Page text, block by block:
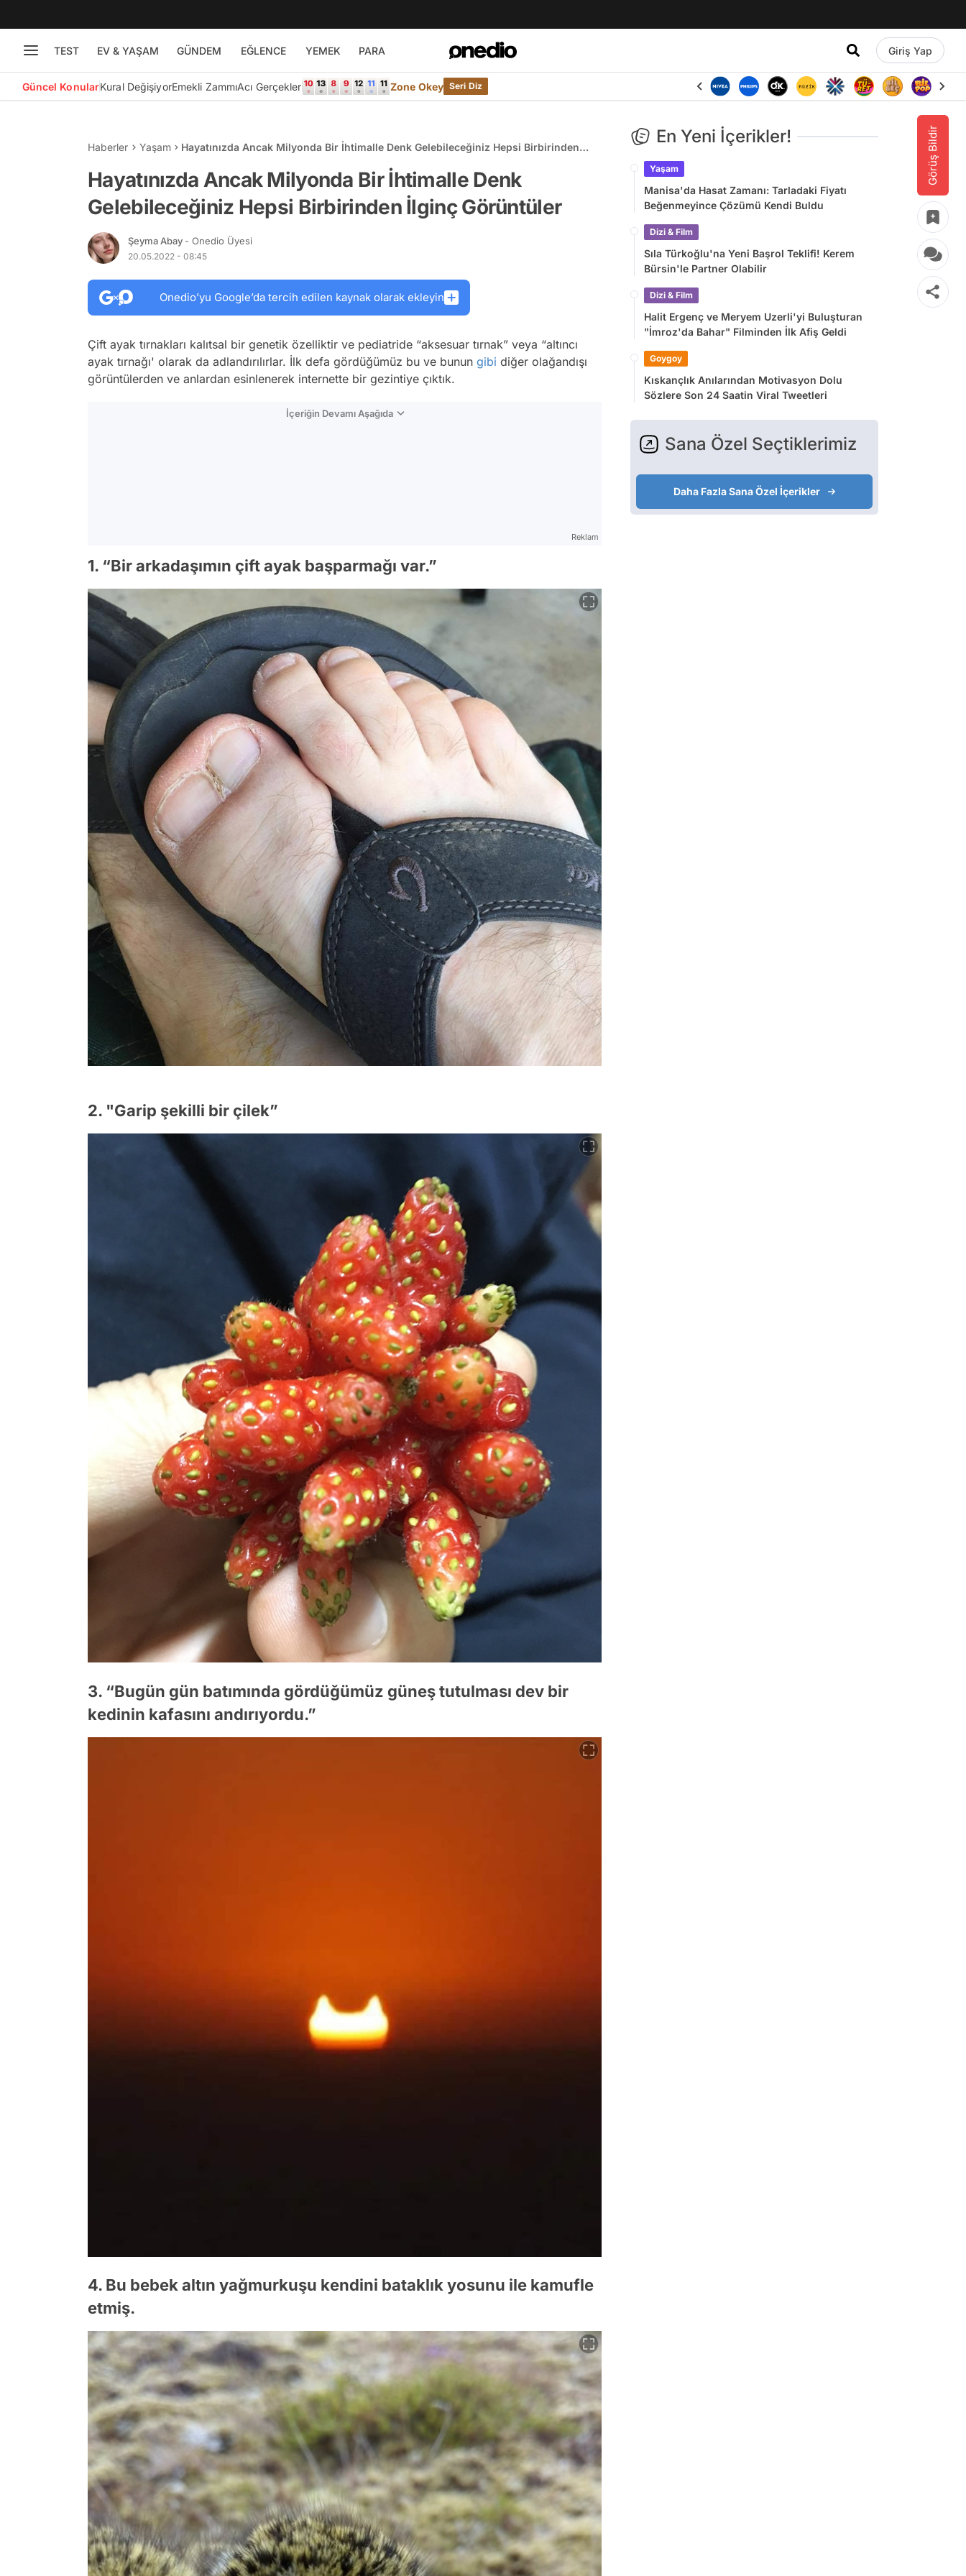
TEST EV & YAŞAM GÜNDEM EĞLENCE YEMEK PARA Giriş Yap
Güncel KonularKural DeğişiyorEmekli ZammıAcı Gerçekler Zone Okey Seri Diz
Görüş Bildir
Haberler Yaşam
Hayatınızda Ancak Milyonda Bir İhtimalle Denk Gelebileceğiniz Hepsi Birbirinden
Hayatınızda Ancak Milyonda Bir İhtimalle Denk
Gelebileceğiniz Hepsi Birbirinden İlginç Görüntüler
Şeyma Abay - Onedio Üyesi
20.05.2022 - 08:45
Onedio’yu Google’da tercih edilen kaynak olarak ekleyin
Çift ayak tırnakları kalıtsal bir genetik özelliktir ve pediatride “aksesuar tırnak” veya “altıncı
ayak tırnağı' olarak da adlandırılırlar. İlk defa gördüğümüz bu ve bunun gibi diğer olağandışı
görüntülerden ve anlardan esinlenerek internette bir gezintiye çıktık.
İçeriğin Devamı Aşağıda
Reklam
1. “Bir arkadaşımın çift ayak başparmağı var.”
2. "Garip şekilli bir çilek”
3. “Bugün gün batımında gördüğümüz güneş tutulması dev bir
kedinin kafasını andırıyordu.”
4. Bu bebek altın yağmurkuşu kendini bataklık yosunu ile kamufle
etmiş.
En Yeni İçerikler!
Yaşam
Manisa'da Hasat Zamanı: Tarladaki Fiyatı
Beğenmeyince Çözümü Kendi Buldu
Dizi & Film
Sıla Türkoğlu'na Yeni Başrol Teklifi! Kerem
Bürsin'le Partner Olabilir
Dizi & Film
Halit Ergenç ve Meryem Uzerli'yi Buluşturan
"İmroz'da Bahar" Filminden İlk Afiş Geldi
Goygoy
Kıskançlık Anılarından Motivasyon Dolu
Sözlere Son 24 Saatin Viral Tweetleri
Sana Özel Seçtiklerimiz
Daha Fazla Sana Özel İçerikler